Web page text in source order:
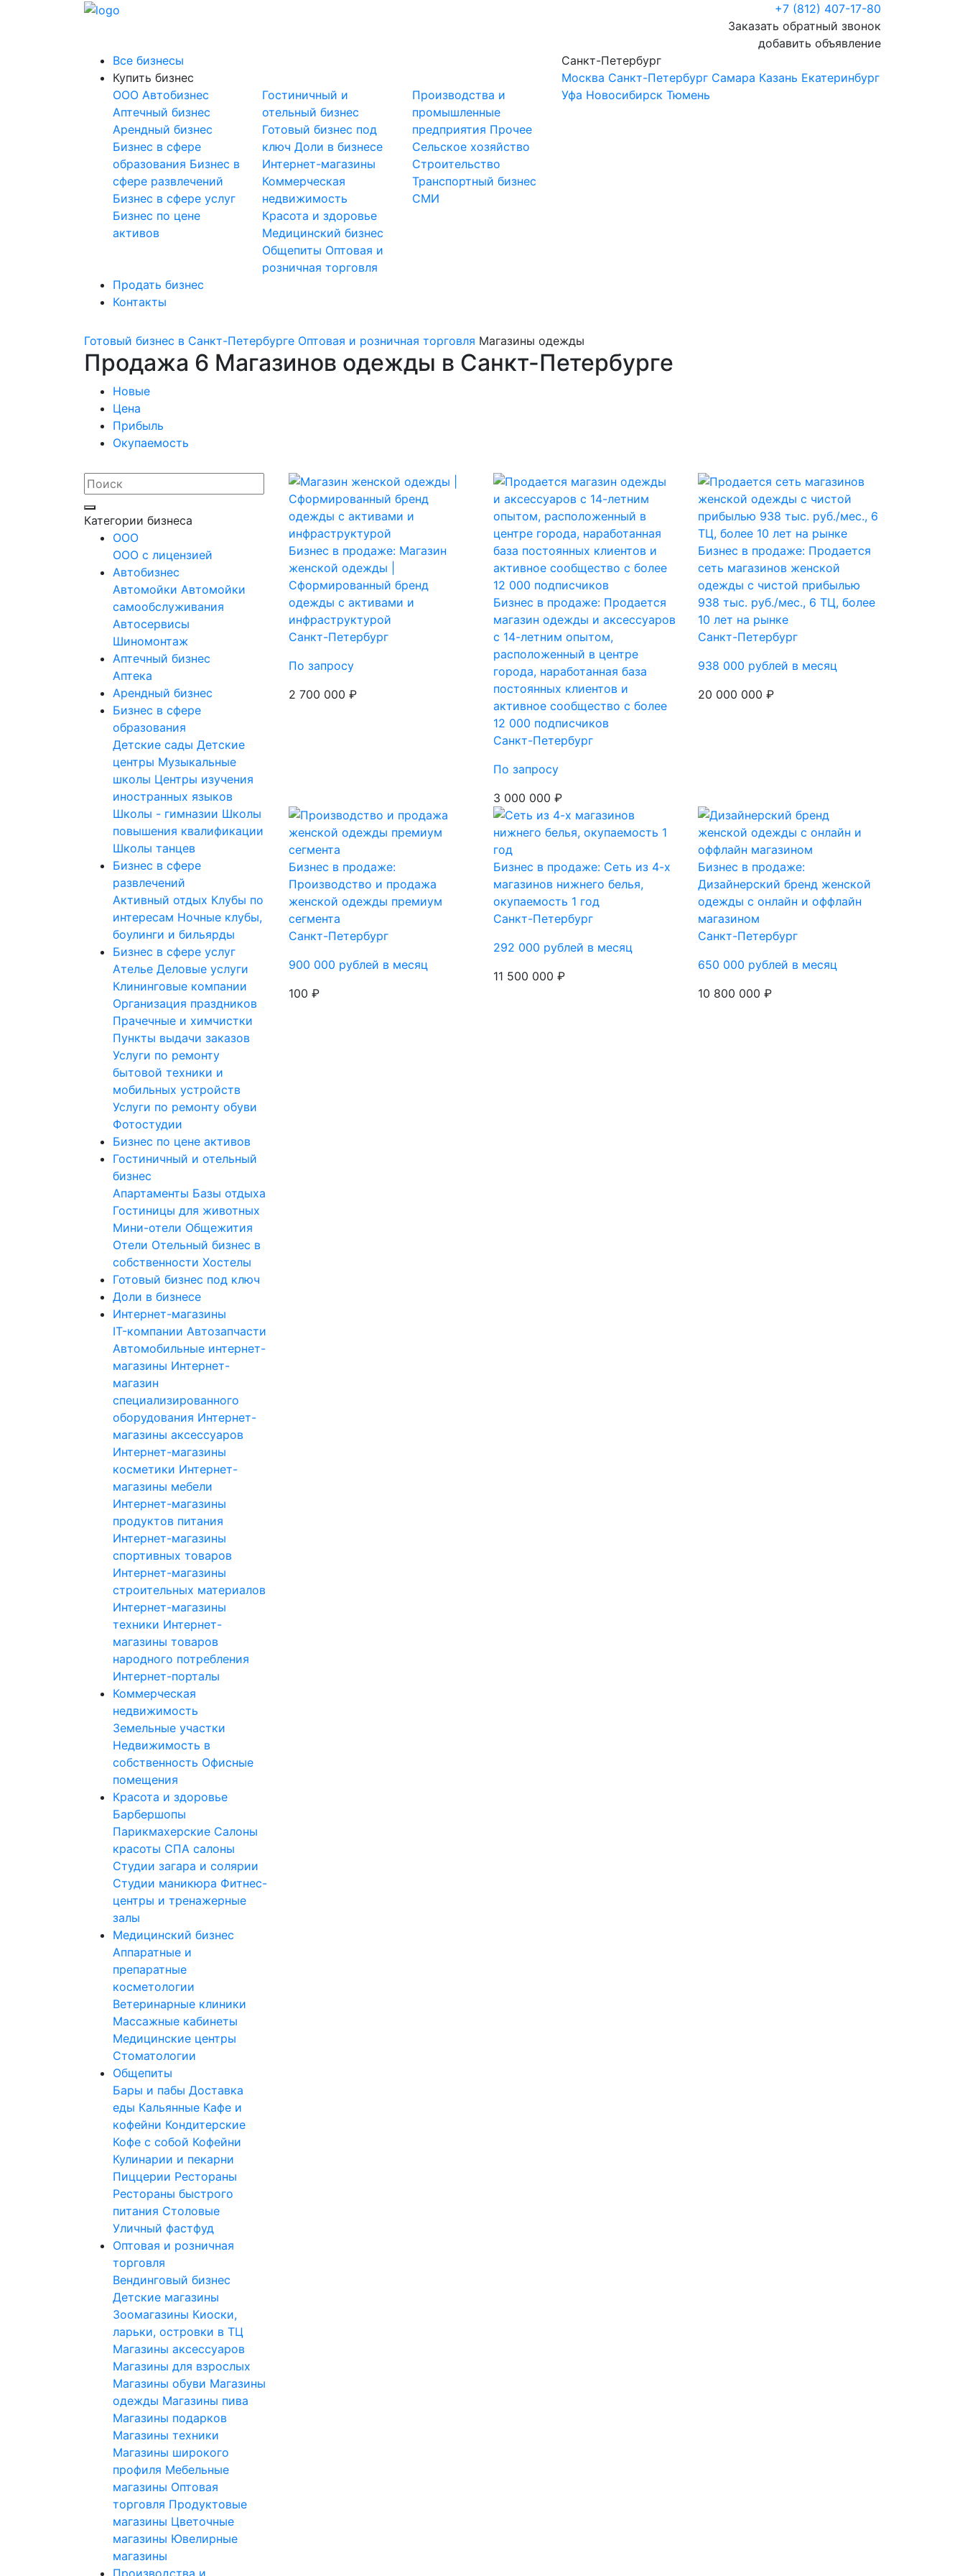
+7 (812) 407-17-80
Заказать обратный звонок
добавить объявление
Все бизнесы
Купить бизнес
OOO Автобизнес
Аптечный бизнес
Арендный бизнес
Бизнес в сфере
образования Бизнес в
сфере развлечений
Бизнес в сфере услуг
Бизнес по цене
активов
Гостиничный и
отельный бизнес
Готовый бизнес под
ключДоли в бизнесе
Интернет-магазины
Коммерческая
недвижимость
Красота и здоровье
Медицинский бизнес
Общепиты Оптовая и
розничная торговля
Производства и
промышленные
предприятия Прочее
Сельское хозяйство
Строительство
Транспортный бизнес
СМИ
Продать бизнес
Контакты
Санкт-Петербург
Москва Санкт-Петербург Самара Казань Екатеринбург
Уфа Новосибирск Тюмень
Готовый бизнес в Санкт-Петербурге Оптовая и розничная торговля Магазины одежды
Продажа 6 Магазинов одежды в Санкт-Петербурге
Новые
Цена
Прибыль
Окупаемость
Категории бизнеса
OOO
ООО с лицензией
Автобизнес
Автомойки Автомойки
самообслуживания
Автосервисы
Шиномонтаж
Аптечный бизнес
Аптека
Арендный бизнес
Бизнес в сфере
образования
Детские сады Детские
центры Музыкальные
школы Центры изучения
иностранных языков
Школы - гимназии Школы
повышения квалификации
Школы танцев
Бизнес в сфере
развлечений
Активный отдых Клубы по
интересам Ночные клубы,
боулинги и бильярды
Бизнес в сфере услуг
Ателье Деловые услуги
Клининговые компании
Организация праздников
Прачечные и химчистки
Пункты выдачи заказов
Услуги по ремонту
бытовой техники и
мобильных устройств
Услуги по ремонту обуви
Фотостудии
Бизнес по цене активов
Гостиничный и отельный
бизнес
Апартаменты Базы отдыха
Гостиницы для животных
Мини-отели Общежития
Отели Отельный бизнес в
собственности Хостелы
Готовый бизнес под ключ
Доли в бизнесе
Интернет-магазины
IT-компании Автозапчасти
Автомобильные интернет-
магазины Интернет-
магазин
специализированного
оборудования Интернет-
магазины аксессуаров
Интернет-магазины
косметики Интернет-
магазины мебели
Интернет-магазины
продуктов питания
Интернет-магазины
спортивных товаров
Интернет-магазины
строительных материалов
Интернет-магазины
техники Интернет-
магазины товаров
народного потребления
Интернет-порталы
Коммерческая
недвижимость
Земельные участки
Недвижимость в
собственность Офисные
помещения
Красота и здоровье
Барбершопы
Парикмахерские Салоны
красоты СПА салоны
Студии загара и солярии
Студии маникюра Фитнес-
центры и тренажерные
залы
Медицинский бизнес
Аппаратные и
препаратные
косметологии
Ветеринарные клиники
Массажные кабинеты
Медицинские центры
Стоматологии
Общепиты
Бары и пабы Доставка
еды Кальянные Кафе и
кофейни Кондитерские
Кофе с собой Кофейни
Кулинарии и пекарни
Пиццерии Рестораны
Рестораны быстрого
питания Столовые
Уличный фастфуд
Оптовая и розничная
торговля
Вендинговый бизнес
Детские магазины
Зоомагазины Киоски,
ларьки, островки в ТЦ
Магазины аксессуаров
Магазины для взрослых
Магазины обуви Магазины
одежды Магазины пива
Магазины подарков
Магазины техники
Магазины широкого
профиля Мебельные
магазины Оптовая
торговля Продуктовые
магазины Цветочные
магазины Ювелирные
магазины
Производства и
Бизнес в продаже: Магазин
женской одежды |
Сформированный бренд
одежды с активами и
инфраструктурой
Санкт-Петербург
По запросу
2 700 000 ₽
Бизнес в продаже: Продается
магазин одежды и аксессуаров
с 14-летним опытом,
расположенный в центре
города, наработанная база
постоянных клиентов и
активное сообщество с более
12 000 подписчиков
Санкт-Петербург
По запросу
3 000 000 ₽
Бизнес в продаже: Продается
сеть магазинов женской
одежды с чистой прибылью
938 тыс. руб./мес., 6 ТЦ, более
10 лет на рынке
Санкт-Петербург
938 000 рублей в месяц
20 000 000 ₽
Бизнес в продаже:
Производство и продажа
женской одежды премиум
сегмента
Санкт-Петербург
900 000 рублей в месяц
100 ₽
Бизнес в продаже: Сеть из 4-х
магазинов нижнего белья,
окупаемость 1 год
Санкт-Петербург
292 000 рублей в месяц
11 500 000 ₽
Бизнес в продаже:
Дизайнерский бренд женской
одежды с онлайн и оффлайн
магазином
Санкт-Петербург
650 000 рублей в месяц
10 800 000 ₽